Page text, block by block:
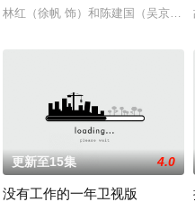
同的师妹展嘉蓉和杨殿起用炸弹炸
林红（徐帆 饰）和陈建国（吴京安
更新至15集 4.0
没有工作的一年卫视版